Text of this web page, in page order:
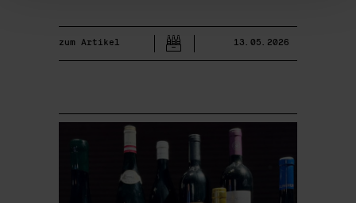
zum Artikel 13.05.2026